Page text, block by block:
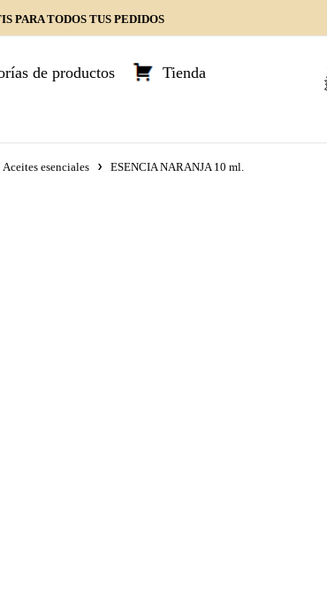
PARA TODOS TUS PEDIDOS
de productos
Tienda
Aceites esenciales ESENCIA NARANJA 10 ml.